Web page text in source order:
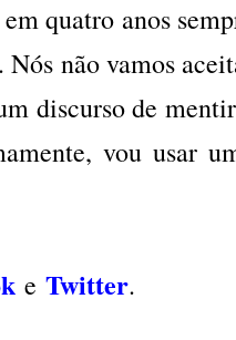
quatro anos
não vamos
discurso de
vou usar
e Twitter.